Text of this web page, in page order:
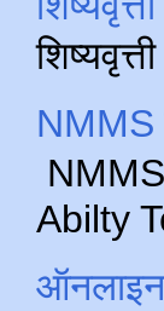
NMMS
NMMS
Abilty